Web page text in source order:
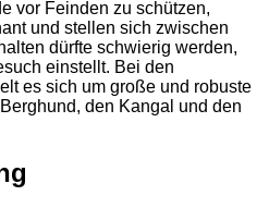
vor Feinden zu schützen,
und stellen sich zwischen
dürfte schwierig werden,
einstellt. Bei den
es sich um große und robuste
den Kangal und den